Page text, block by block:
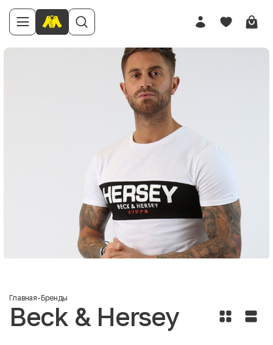
Главная-Бренды
Beck & Hersey